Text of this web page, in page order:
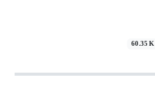
60.35 K